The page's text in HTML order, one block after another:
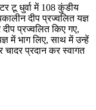
टू धुर्वा में 108 कुंडीय
दीप प्रज्वलित यज्ञ
प्रज्वलित किए गए,
में भाग लिए, साथ में उन्हें
चादर प्रदान कर स्वागत